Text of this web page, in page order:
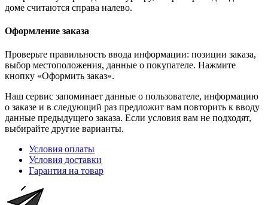
доме считаются справа налево.
Оформление заказа
Проверьте правильность ввода информации: позиции заказа,
выбор местоположения, данные о покупателе. Нажмите
кнопку «Оформить заказ».
Наш сервис запоминает данные о пользователе, информацию
о заказе и в следующий раз предложит вам повторить к вводу
данные предыдущего заказа. Если условия вам не подходят,
выбирайте другие варианты.
Условия оплаты
Условия доставки
Гарантия на товар